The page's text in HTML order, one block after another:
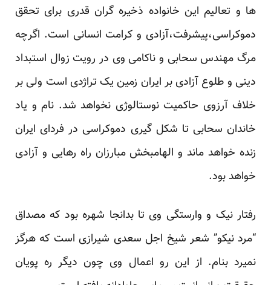
ها و تعالیم این خانواده ذخیره گران قدری برای تحقق
دموکراسی،پیشرفت،آزادی و کرامت انسانی است. اگرچه
مرگ مهندس سحابی و ناکامی وی در رویت زوال استبداد
دینی و طلوع آزادی بر ایران زمین یک تراژدی است ولی بر
خلاف آرزوی حاکمیت نوستالوژی نخواهد شد. نام و یاد
خاندان سحابی تا شکل گیری دموکراسی در فردای ایران
زنده خواهد ماند و الهامبخش مبارزان راه رهایی و آزادی
خواهد بود.
رفتار نیک و وارستگی وی تا بدانجا شهره بود که مصداق
“مرد نیکو” شعر شیخ اجل سعدی شیرازی است که هرگز
نمیرد بنام. از این رو اعمال وی چون دیگر ره پویان